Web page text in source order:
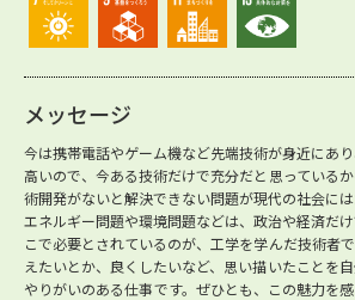
メッセージ
今は携帯電話やゲーム機など先端技術が身近にあ
高いので、今ある技術だけで充分だと思っている
術開発がないと解決できない問題が現代の社会には
エネルギー問題や環境問題などは、政治や経済だ
こで必要とされているのが、工学を学んだ技術者
えたいとか、良くしたいなど、思い描いたことを
やりがいのある仕事です。ぜひとも、この魅力を